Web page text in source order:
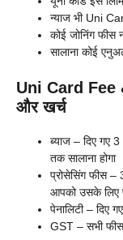
न्याज भी Uni
कोई जोनिंग फीस
सालाना कोई
Uni Card Fee
और खर्च
ब्याज – दिए गए
तक सालाना होगा
प्रोसेसिंग फीस
आपको उसके लिए
पेनालिटी – दिए
GST – सभी